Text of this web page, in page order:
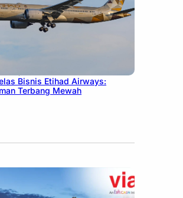
27, 2024
Bisnis Etihad Airways:
Terbang Mewah